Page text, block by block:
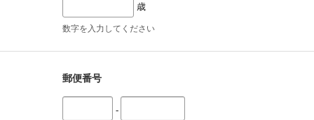
歳
数字を入力してください
郵便番号
-